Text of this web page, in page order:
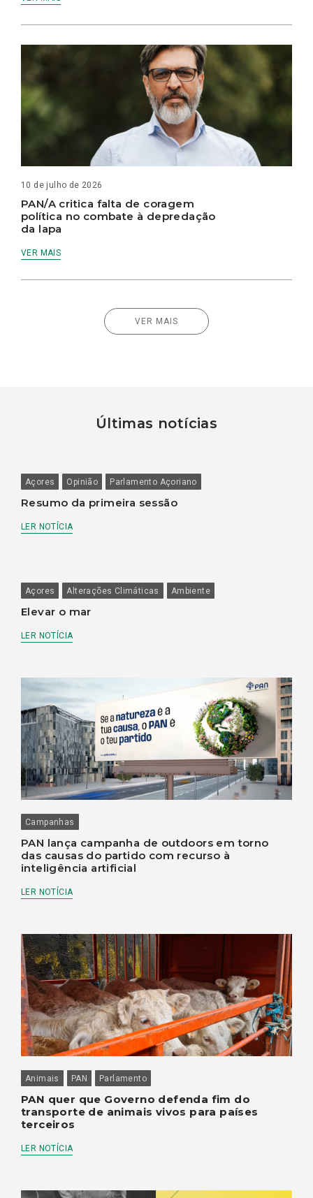
10 de julho de 2026
PAN/A critica falta de coragem
política no combate à depredação
da lapa
VER MAIS
VER MAIS
Últimas notícias
Açores Opinião Parlamento Açoriano
Resumo da primeira sessão
LER NOTÍCIA
Açores Alterações Climáticas Ambiente
Elevar o mar
LER NOTÍCIA
Campanhas
PAN lança campanha de outdoors em torno
das causas do partido com recurso à
inteligência artificial
LER NOTÍCIA
Animais PAN Parlamento
PAN quer que Governo defenda fim do
transporte de animais vivos para países
terceiros
LER NOTÍCIA